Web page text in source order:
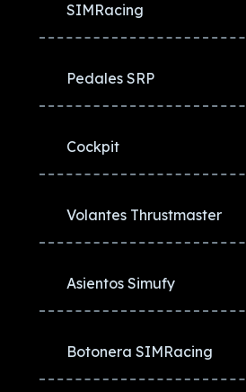
SIMRacing
Pedales SRP
Cockpit
Volantes Thrustmaster
Asientos Simufy
Botonera SIMRacing